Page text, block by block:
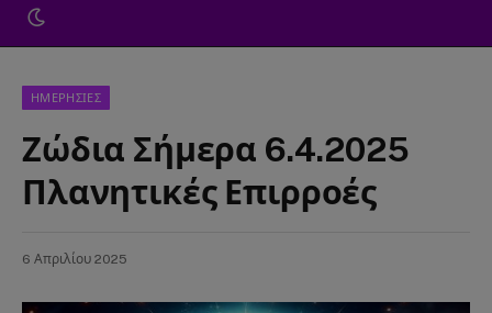
ΗΜΕΡΗΣΙΕΣ
Ζώδια Σήμερα 6.4.2025
Πλανητικές Επιρροές
6 Απριλίου 2025